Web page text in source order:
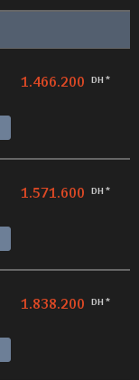
1.466.200 DH *
1.571.600 DH *
1.838.200 DH *